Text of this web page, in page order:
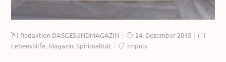
Redaktion DASGESUNDMAGAZIN
24. Dezember 2015
Lebenshilfe, Magazin,Spiritualität Impuls